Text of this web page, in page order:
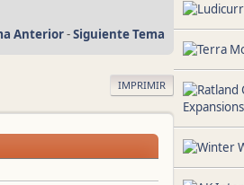
Anterior-Siguiente Tema
IMPRIMIR